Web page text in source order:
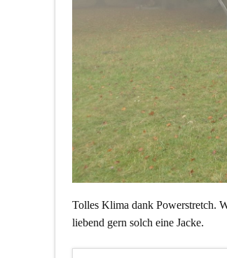
Tolles Klima dank Powerstretch.
liebend gern solch eine Jacke.